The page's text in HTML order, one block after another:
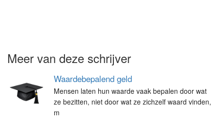
Meer van deze schrijver
Waardebepalend geld
Mensen laten hun waarde vaak bepalen door wat
ze bezitten, niet door wat ze zichzelf waard vinden,
m